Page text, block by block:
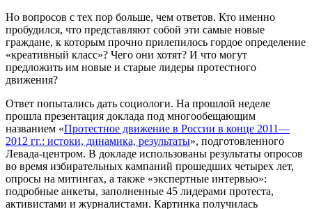
Но вопросов с тех пор больше, чем ответов. Кто именно
пробудился, что представляют собой эти самые новые
граждане, к которым прочно прилепилось гордое определение
«креативный класс»? Чего они хотят? И что могут
предложить им новые и старые лидеры протестного
движения?
Ответ попытались дать социологи. На прошлой неделе
прошла презентация доклада под многообещающим
названием «Протестное движение в России в конце 2011—
2012 гг.: истоки, динамика, результаты», подготовленного
Левада-центром. В докладе использованы результаты опросов
во время избирательных кампаний прошедших четырех лет,
опросы на митингах, а также «экспертные интервью»:
подробные анкеты, заполненные 45 лидерами протеста,
активистами и журналистами. Картинка получилась